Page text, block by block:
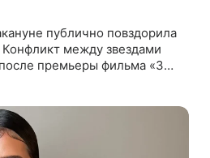
публично повздорила
между звездами
премьеры фильма «За